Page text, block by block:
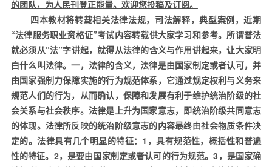
的团队，为人民刊登正能量。欢迎您投稿及订阅。
四本教材将转载相关法律法规，司法解释，典型案例，近期
“法律服务职业资格证”考试内容转载供大家学习和参考。所谓普法
就必须从“法”字讲起，就得从法律的含义与作用讲起来，让大家明
白什么叫法律。一，法律的含义，法律是由国家制定或者认可，并
由国家强制力保障实施的行为规范体系，它通过规定权利与义务来
规范人们的行为，从而确认，保障和发展有利于维护统治阶级的社
会关系与社会秩序。法律是上升为国家意志，即统治阶级共同意志
的体现。法律所反映的统治阶级意志的内容最终由社会物质条件决
定的。法律具有几个明显的特征： 1 ，具有规范性，概括性和普遍
性的特征。 2，是要由国家制定或者认可的行为规范。3 ，是国家确